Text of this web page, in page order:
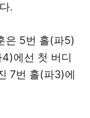
.
은 5번 홀(파5)
에선 첫 버디
7번 홀(파3)에